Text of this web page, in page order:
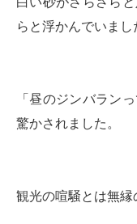
らと浮かんでいまし
「昼のジンバラン
驚かされました。
観光の喧騒とは無縁